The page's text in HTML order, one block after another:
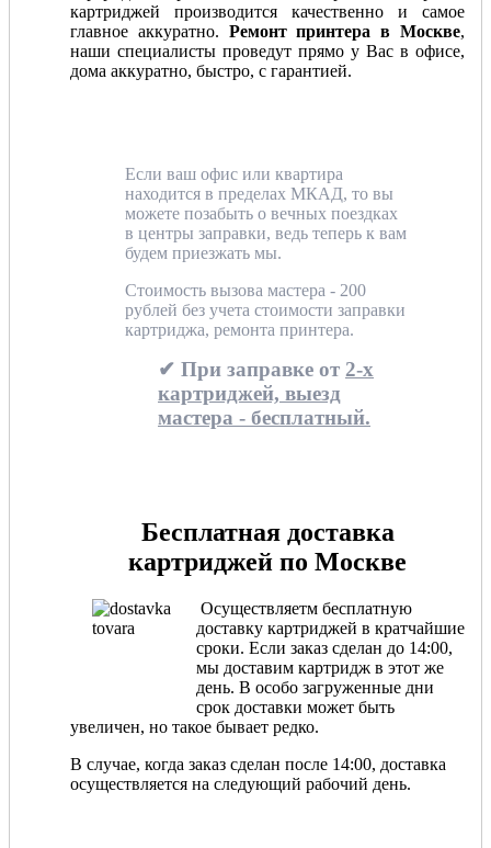
картриджей производится качественно и самое
главное аккуратно. Ремонт принтера в Москве,
наши специалисты проведут прямо у Вас в офисе,
дома аккуратно, быстро, с гарантией.
Если ваш офис или квартира
находится в пределах МКАД, то вы
можете позабыть о вечных поездках
в центры заправки, ведь теперь к вам
будем приезжать мы.
Стоимость вызова мастера - 200
рублей без учета стоимости заправки
картриджа, ремонта принтера.
✔ При заправке от 2-х
картриджей, выезд
мастера - бесплатный.
Бесплатная доставка
картриджей по Москве
Осуществляетм бесплатную
доставку картриджей в кратчайшие
сроки. Если заказ сделан до 14:00,
мы доставим картридж в этот же
день. В особо загруженные дни
срок доставки может быть
увеличен, но такое бывает редко.
В случае, когда заказ сделан после 14:00, доставка
осуществляется на следующий рабочий день.